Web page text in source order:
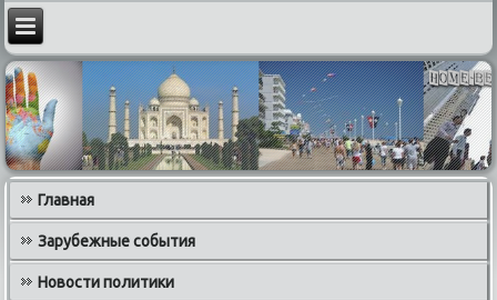
Главная
Зарубежные события
Новости политики